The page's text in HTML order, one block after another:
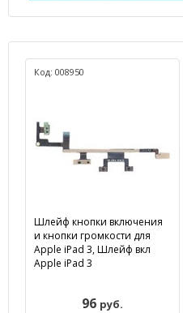
Код: 008950
Шлейф кнопки включения
и кнопки громкости для
Apple iPad 3, Шлейф вкл
Apple iPad 3
96 руб.